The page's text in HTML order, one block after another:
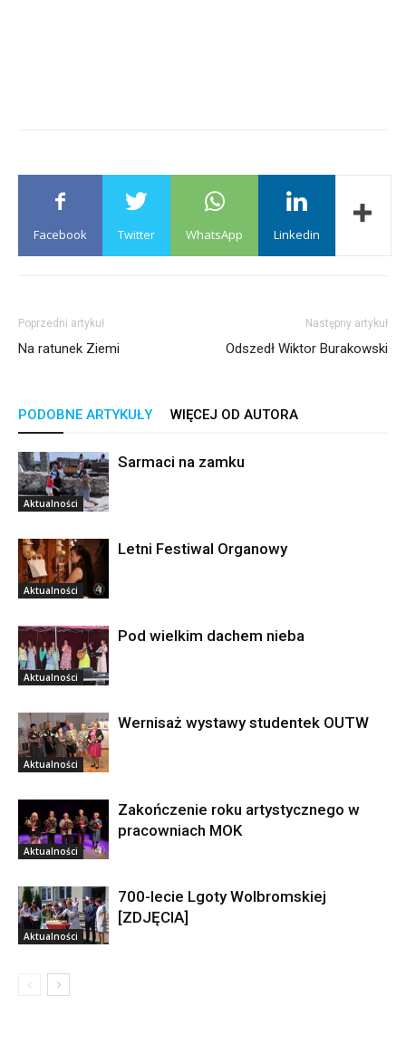
Facebook Twitter WhatsApp Linkedin
Poprzedni artykuł
Na ratunek Ziemi
Następny artykuł
Odszedł Wiktor Burakowski
PODOBNE ARTYKUŁY WIĘCEJ OD AUTORA
Aktualności
Sarmaci na zamku
Aktualności
Letni Festiwal Organowy
Aktualności
Pod wielkim dachem nieba
Aktualności
Wernisaż wystawy studentek OUTW
Aktualności
Zakończenie roku artystycznego w
pracowniach MOK
Aktualności
700-lecie Lgoty Wolbromskiej
[ZDJĘCIA]